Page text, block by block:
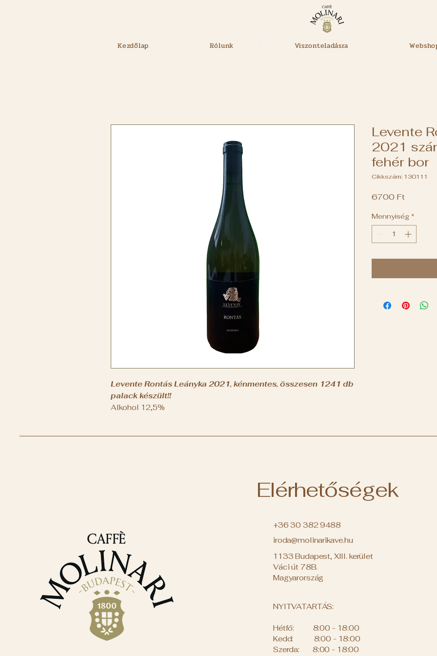
Kezdőlap Rólunk Viszonteladásra
Levente Rontás Leányka 2021, kénmentes, összesen 1241 db
palack készült!!
Alkohol 12,5%
Levente
2021
fehér bor
Cikkszám: 130111
6700 FtÁr
Mennyiség *
Elérhetőségek
+36 30 382 9488
iroda@molinarikave.hu
1133 Budapest, XIII. kerület
Váci út 78B.
Magyarország
NYITVATARTÁS:
Hétfő: 8:00 - 18:00
Kedd: 8:00 - 18:00
Szerda: 8:00 - 18:00